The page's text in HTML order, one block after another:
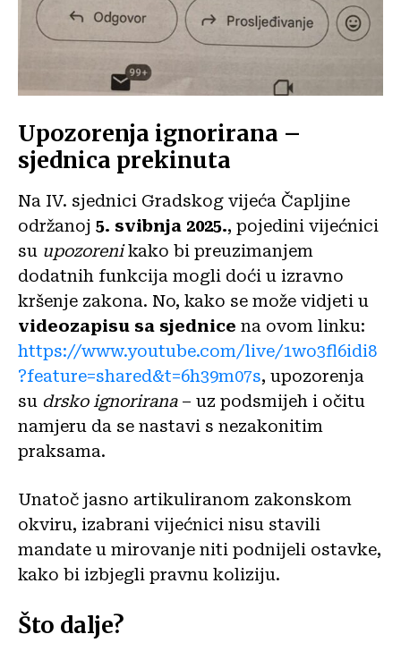
Upozorenja ignorirana –
sjednica prekinuta
Na IV. sjednici Gradskog vijeća Čapljine
održanoj 5. svibnja 2025., pojedini vijećnici
su upozorenikako bi preuzimanjem
dodatnih funkcija mogli doći u izravno
kršenje zakona. No, kako se može vidjeti u
videozapisu sa sjednice na ovom linku:
https://www.youtube.com/live/1wo3fl6idi8
?feature=shared&t=6h39m07s, upozorenja
su drsko ignorirana– uz podsmijeh i očitu
namjeru da se nastavi s nezakonitim
praksama.
Unatoč jasno artikuliranom zakonskom
okviru, izabrani vijećnici nisu stavili
mandate u mirovanje niti podnijeli ostavke,
kako bi izbjegli pravnu koliziju.
Što dalje?